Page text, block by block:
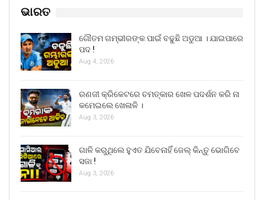
ଭାରତ
ଗୌତମ ଗମ୍ଭୀରଙ୍କ ପାଇଁ ବଢୁଛି ଅଡୁଆ । ଯାଇପାରେ
ପଦ !
Aug 4, 2026
ରଣଜୀ କ୍ରିକେଟରେ ଚମତ୍କାର ଖେଳ ପଦର୍ଶନ କରି ନା
କମେଇଲେ ଖେଳାଳି ।
Aug 3, 2026
ଗାଳି କରୁଥିଲେ ହୁଏତ ଯିବେନାହିଁ ଜେଲ୍ କିନ୍ତୁ ଭୋଗିବେ
ସଜା !
Aug 3, 2026